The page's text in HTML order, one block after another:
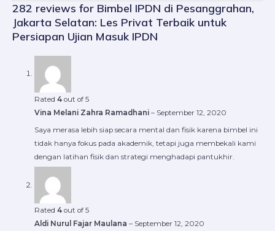
282 reviews for Bimbel IPDN di Pesanggrahan,
Jakarta Selatan: Les Privat Terbaik untuk
Persiapan Ujian Masuk IPDN
Rated 4out of 5
Vina Melani Zahra Ramadhani – September 12, 2020
Saya merasa lebih siap secara mental dan fisik karena bimbel ini
tidak hanya fokus pada akademik, tetapi juga membekali kami
dengan latihan fisik dan strategi menghadapi pantukhir.
Rated 4out of 5
Aldi Nurul Fajar Maulana – September 12, 2020